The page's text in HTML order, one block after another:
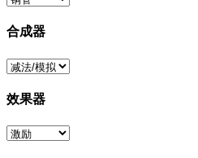
合成器
效果器